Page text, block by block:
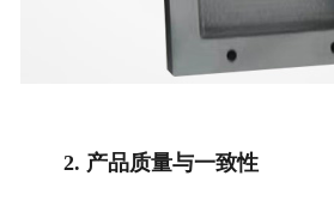
2. 产品质量与一致性